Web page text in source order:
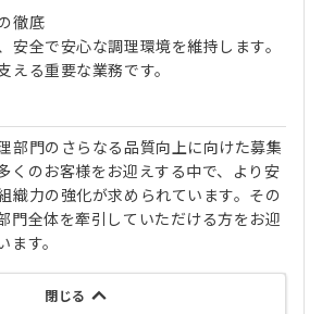
徹底
安全で安心な調理環境を維持します。
える重要な業務です。
部門のさらなる品質向上に向けた募集
くのお客様をお迎えする中で、より安
織力の強化が求められています。その
門全体を牽引していただける方をお迎
ます。
閉じる